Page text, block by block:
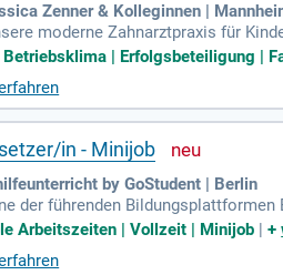
Zenner & Kolleginnen |
moderne Zahnarztpraxis für
in Voll- oder Teilzeit (2-3 ganze
Betriebsklima | Erfolgsbeteiligung |
in - Minijob
by GoStudent | Berlin
der führenden
flexibel online oder –
Arbeitszeiten | Vollzeit | Minijob |+